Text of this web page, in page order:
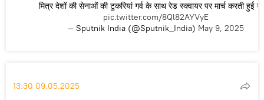
मित्र देशों की सेनाओं की टुकरियां गर्व के साथ रेड स्क्वायर पर मार्च करती हुई
pic.twitter.com/8Ql82AYVyE
— Sputnik India (@Sputnik_India) May 9, 2025
13:30 09.05.2025